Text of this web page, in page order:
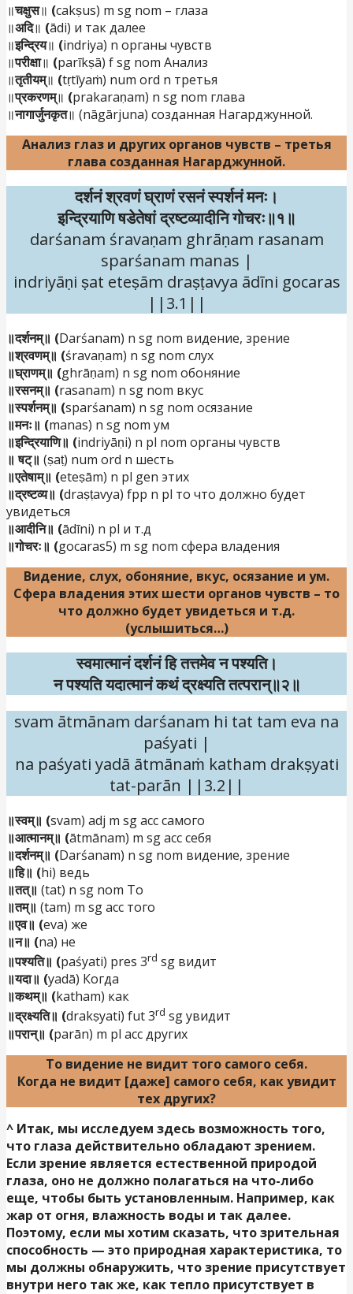
॥चक्षुस॥ (cakṣus) m sg nom – глаза
॥अदि॥ (ādi) и так далее
॥इन्द्रिय॥ (indriya) n органы чувств
॥परीक्षा॥ (parīkṣā) f sg nom Анализ
॥तृतीयम्॥ (tṛtīyaṁ) num ord n третья
॥प्रकरणम्॥ (prakaraṇam) n sg nom глава
॥नागार्जुनकृत॥ (nāgārjuna) созданная Нагарджунной.
Анализ глаз и других органов чувств – третья
глава созданная Нагарджунной.
दर्शनं श्रवणं घ्राणं रसनं स्पर्शनं मनः।
इन्द्रियाणि षडेतेषां द्रष्टव्यादीनि गोचरः॥१॥
darśanam śravaṇam ghrāṇam rasanam
sparśanam manas |
indriyāṇi ṣat eteṣām draṣṭavya ādīni gocaras
||3.1||
॥दर्शनम्॥ (Darśanam) n sg nom видение, зрение
॥श्रवणम्॥ (śravaṇam) n sg nom слух
॥घ्राणम्॥ (ghrāṇam) n sg nom обоняние
॥रसनम्॥ (rasanam) n sg nom вкус
॥स्पर्शनम्॥ (sparśanam) n sg nom осязание
॥मनः॥ (manas) n sg nom ум
॥इन्द्रियाणि॥ (indriyāṇi) n pl nom органы чувств
॥ षट्॥ (ṣaṭ) num ord n шесть
॥एतेषाम्॥ (eteṣām) n pl gen этих
॥द्रष्टव्य॥ (draṣṭavya) fpp n pl то что должно будет
увидеться
॥आदीनि॥ (ādīni) n pl и т.д
॥गोचरः॥ (gocaras5) m sg nom сфера владения
Видение, слух, обоняние, вкус, осязание и ум.
Сфера владения этих шести органов чувств – то
что должно будет увидеться и т.д.
(услышиться…)
स्वमात्मानं दर्शनं हि तत्तमेव न पश्यति।
न पश्यति यदात्मानं कथं द्रक्ष्यति तत्परान्॥२॥
svam ātmānam darśanam hi tat tam eva na
paśyati |
na paśyati yadā ātmānaṁ katham drakṣyati
tat-parān ||3.2||
॥स्वम्॥ (svam) adj m sg acc самого
॥आत्मानम्॥ (ātmānam) m sg acc себя
॥दर्शनम्॥ (Darśanam) n sg nom видение, зрение
॥हि॥ (hi) ведь
॥तत्॥ (tat) n sg nom То
॥तम्॥ (tam) m sg acc того
॥एव॥ (eva) же
॥न॥ (na) не
॥पश्यति॥ (paśyati) pres 3rd sg видит
॥यदा॥ (yadā) Когда
॥कथम्॥ (katham) как
॥द्रक्ष्यति॥ (drakṣyati) fut 3rd sg увидит
॥परान्॥ (parān) m pl accдругих
То видение не видит того самого себя.
Когда не видит [даже] самого себя, как увидит
тех других?
^ Итак, мы исследуем здесь возможность того,
что глаза действительно обладают зрением.
Если зрение является естественной природой
глаза, оно не должно полагаться на что-либо
еще, чтобы быть установленным. Например, как
жар от огня, влажность воды и так далее.
Поэтому, если мы хотим сказать, что зрительная
способность — это природная характеристика, то
мы должны обнаружить, что зрение присутствует
внутри него так же, как тепло присутствует в